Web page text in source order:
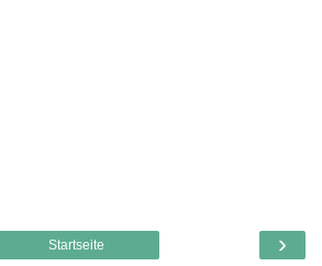
›
Startseite